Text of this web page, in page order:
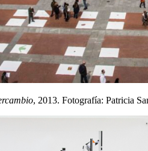
, 2013. Fotografía: Patricia